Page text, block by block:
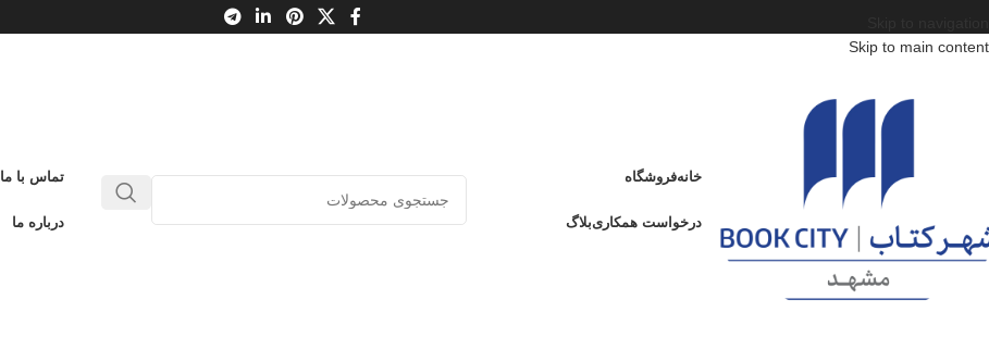
Skip to main content
خانهفروشگاه
درخواست همکاریبلاگ
تماس با ما
درباره ما
محصولات / کتاب بزرگسال
چرا باید به قانونی که خود ننوشته ایم عمل کنیم؟